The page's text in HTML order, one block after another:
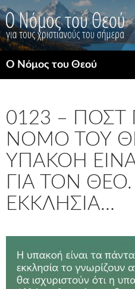
Μετάβαση
σε
περιεχόμενο
Ο Νόμος του Θεού
0123 – ΠΟΣΤ
ΝΌΜΟ ΤΟΥ
ΥΠΑΚΟΉ
ΓΙΑ ΤΟΝ
ΕΚΚΛΗΣΊΑ…